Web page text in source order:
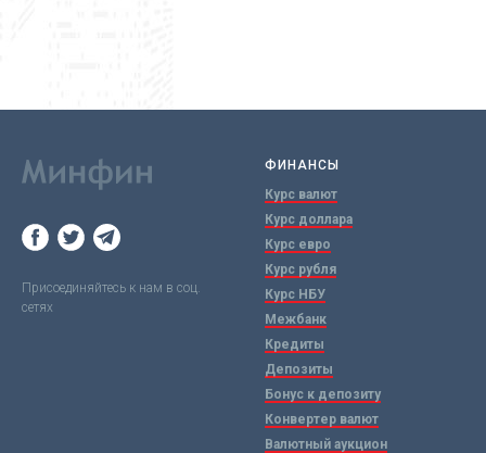
Присоединяйтесь к нам в соц.
сетях
ФИНАНСЫ
Курс валют
Курс доллара
Курс евро
Курс рубля
Курс НБУ
Межбанк
Кредиты
Депозиты
Бонус к депозиту
Конвертер валют
Валютный аукцион